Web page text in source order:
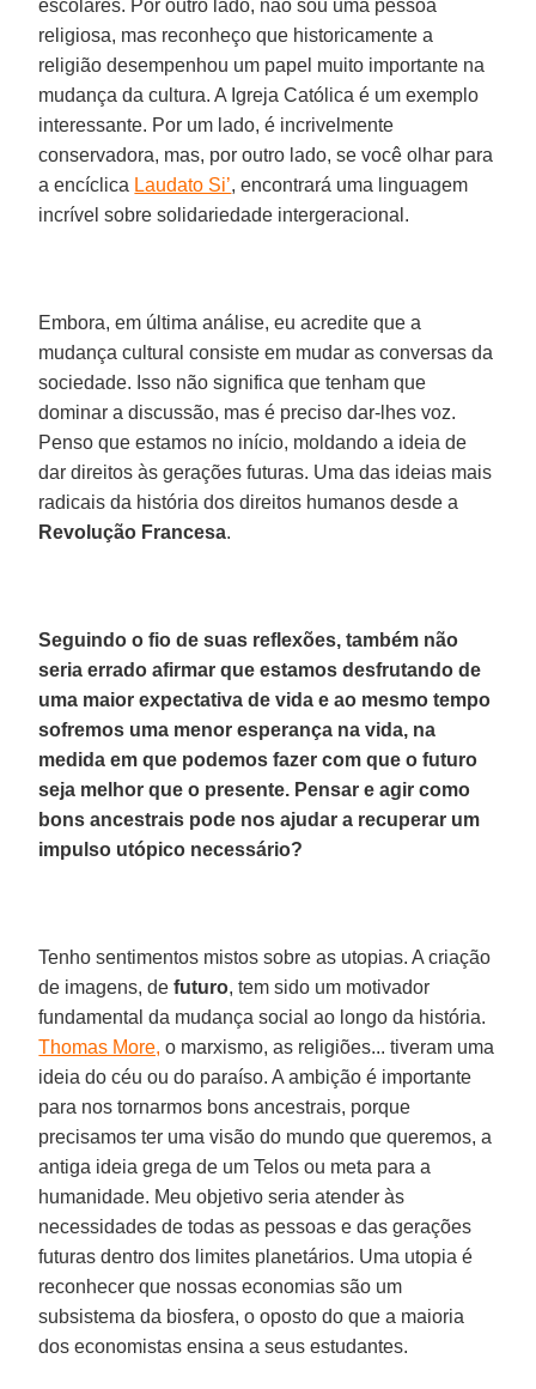
escolares. Por outro lado, não sou uma pessoa
religiosa, mas reconheço que historicamente a
religião desempenhou um papel muito importante na
mudança da cultura. A Igreja Católica é um exemplo
interessante. Por um lado, é incrivelmente
conservadora, mas, por outro lado, se você olhar para
a encíclica Laudato Si’, encontrará uma linguagem
incrível sobre solidariedade intergeracional.
Embora, em última análise, eu acredite que a
mudança cultural consiste em mudar as conversas da
sociedade. Isso não significa que tenham que
dominar a discussão, mas é preciso dar-lhes voz.
Penso que estamos no início, moldando a ideia de
dar direitos às gerações futuras. Uma das ideias mais
radicais da história dos direitos humanos desde a
Revolução Francesa.
Seguindo o fio de suas reflexões, também não
seria errado afirmar que estamos desfrutando de
uma maior expectativa de vida e ao mesmo tempo
sofremos uma menor esperança na vida, na
medida em que podemos fazer com que o futuro
seja melhor que o presente. Pensar e agir como
bons ancestrais pode nos ajudar a recuperar um
impulso utópico necessário?
Tenho sentimentos mistos sobre as utopias. A criação
de imagens, defuturo, tem sido um motivador
fundamental da mudança social ao longo da história.
Thomas More, o marxismo, as religiões... tiveram uma
ideia do céu ou do paraíso. A ambição é importante
para nos tornarmos bons ancestrais, porque
precisamos ter uma visão do mundo que queremos, a
antiga ideia grega de um Telos ou meta para a
humanidade. Meu objetivo seria atender às
necessidades de todas as pessoas e das gerações
futuras dentro dos limites planetários. Uma utopia é
reconhecer que nossas economias são um
subsistema da biosfera, o oposto do que a maioria
dos economistas ensina a seus estudantes.